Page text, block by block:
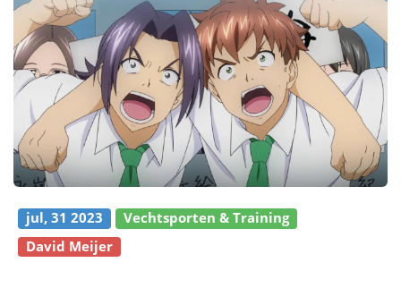
jul, 31 2023
Vechtsporten & Training
David Meijer